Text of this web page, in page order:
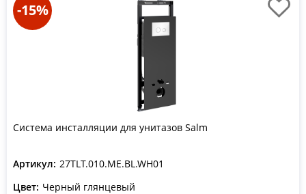
-15%
Система инсталляции для унитазов Salm
Артикул: 27TLT.010.ME.BL.WH01
Цвет: Черный глянцевый